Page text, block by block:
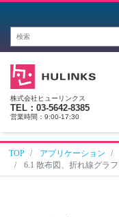
株式会社ヒューリンクス
TEL：03-5642-8385
営業時間：9:00-17:30
TOP アプリケーション
6.1 散布図、折れ線グラ